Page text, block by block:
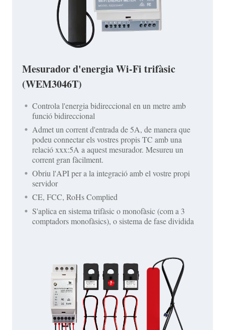
Mesurador d'energia Wi-Fi trifàsic
(WEM3046T)
Controla l'energia bidireccional en un metre amb
funció bidireccional
Admet un corrent d'entrada de 5A, de manera que
podeu connectar els vostres propis TC amb una
relació xxx:5A a aquest mesurador. Mesureu un
corrent gran fàcilment.
Obriu l'API per a la integració amb el vostre propi
servidor
CE, FCC, RoHs Complied
S'aplica en sistema trifàsic o monofàsic (com a 3
comptadors monofàsics), o sistema de fase dividida